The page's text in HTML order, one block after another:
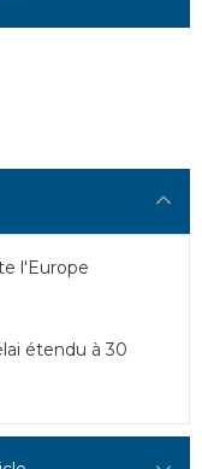
l'Europe
étendu à 30